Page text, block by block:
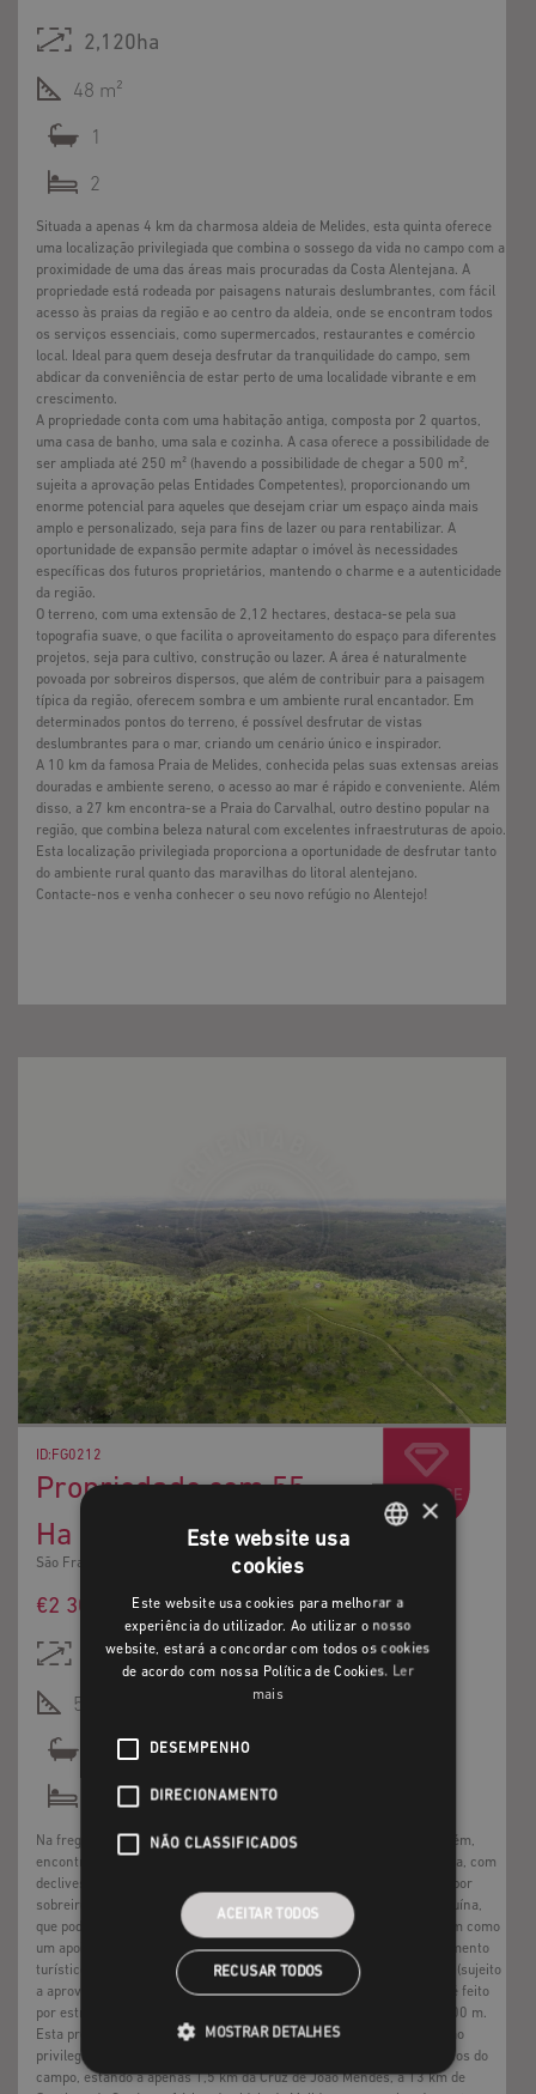
2,120ha
48 m²
1
2
Situada a apenas 4 km da charmosa aldeia de Melides, esta quinta oferece
uma localização privilegiada que combina o sossego da vida no campo com a
proximidade de uma das áreas mais procuradas da Costa Alentejana. A
propriedade está rodeada por paisagens naturais deslumbrantes, com fácil
acesso às praias da região e ao centro da aldeia, onde se encontram todos
os serviços essenciais, como supermercados, restaurantes e comércio
local. Ideal para quem deseja desfrutar da tranquilidade do campo, sem
abdicar da conveniência de estar perto de uma localidade vibrante e em
crescimento.
A propriedade conta com uma habitação antiga, composta por 2 quartos,
uma casa de banho, uma sala e cozinha. A casa oferece a possibilidade de
ser ampliada até 250 m² (havendo a possibilidade de chegar a 500 m²,
sujeita a aprovação pelas Entidades Competentes), proporcionando um
enorme potencial para aqueles que desejam criar um espaço ainda mais
amplo e personalizado, seja para fins de lazer ou para rentabilizar. A
oportunidade de expansão permite adaptar o imóvel às necessidades
específicas dos futuros proprietários, mantendo o charme e a autenticidade
da região.
O terreno, com uma extensão de 2,12 hectares, destaca-se pela sua
topografia suave, o que facilita o aproveitamento do espaço para diferentes
projetos, seja para cultivo, construção ou lazer. A área é naturalmente
povoada por sobreiros dispersos, que além de contribuir para a paisagem
típica da região, oferecem sombra e um ambiente rural encantador. Em
determinados pontos do terreno, é possível desfrutar de vistas
deslumbrantes para o mar, criando um cenário único e inspirador.
A 10 km da famosa Praia de Melides, conhecida pelas suas extensas areias
douradas e ambiente sereno, o acesso ao mar é rápido e conveniente. Além
disso, a 27 km encontra-se a Praia do Carvalhal, outro destino popular na
região, que combina beleza natural com excelentes infraestruturas de apoio.
Esta localização privilegiada proporciona a oportunidade de desfrutar tanto
do ambiente rural quanto das maravilhas do litoral alentejano.
Contacte-nos e venha conhecer o seu novo refúgio no Alentejo!
ID:FG0212
Propriedade com 55
Ha
São Francisco da Serra
€2 300 000
54,950ha
500 m²
Na freguesia de S. Francisco da Serra, concelho de Santiago do Cacém,
encontramos esta magnífica propriedade de aproximadamente 55 Ha, com
declives suaves e colinas arredondadas, povoada maioritariamente por
sobreiros e pinheiros. Tem uma habitação com área de 45 m2, em ruína,
que pode ser reconstruída e ampliada até ao máximo de 500 m2, bem como
um apoio agrícola. Há viabilidade para construção de um empreendimento
turístico na modalidade casas de campo ou turismo em espaço rural (sujeito
a aprovação pelas Entidades competentes). O acesso à propriedade é feito
por estrada de alcatrão, sendo apenas de terra batida nos últimos 300 m.
Esta propriedade de vistas desafogadas sobre a serra tem localização
privilegiada, uma vez que proporciona a privacidade e o silêncio típicos do
campo, estando a apenas 1,5 km da Cruz de João Mendes, a 13 km de
×
Este website usa
cookies
Este website usa cookies para melhorar a
experiência do utilizador. Ao utilizar o nosso
website, estará a concordar com todos os cookies
de acordo com nossa Política de Cookies. Ler
mais
DESEMPENHO
DIRECIONAMENTO
NÃO CLASSIFICADOS
ACEITAR TODOS
RECUSAR TODOS
MOSTRAR DETALHES